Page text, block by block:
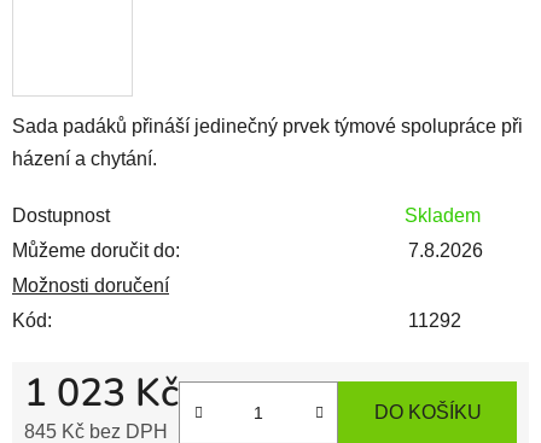
Sada padáků přináší jedinečný prvek týmové spolupráce při
házení a chytání.
Dostupnost
Skladem
Můžeme doručit do:
7.8.2026
Možnosti doručení
Kód:
11292
1 023 Kč
845 Kč bez DPH
DO KOŠÍKU